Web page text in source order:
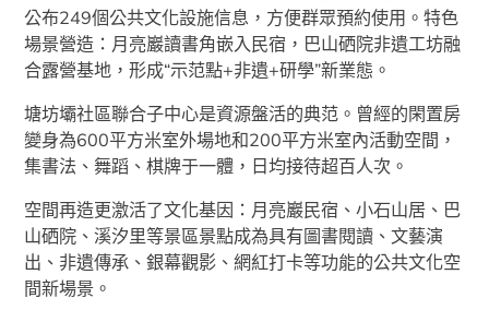
公布249個公共文化設施信息，方便群眾預約使用。特色
場景營造：月亮巖讀書角嵌入民宿，巴山硒院非遺工坊融
合露營基地，形成“示范點+非遺+研學”新業態。
塘坊壩社區聯合子中心是資源盤活的典范。曾經的閑置房
變身為600平方米室外場地和200平方米室內活動空間，
集書法、舞蹈、棋牌于一體，日均接待超百人次。
空間再造更激活了文化基因：月亮巖民宿、小石山居、巴
山硒院、溪汐里等景區景點成為具有圖書閱讀、文藝演
出、非遺傳承、銀幕觀影、網紅打卡等功能的公共文化空
間新場景。